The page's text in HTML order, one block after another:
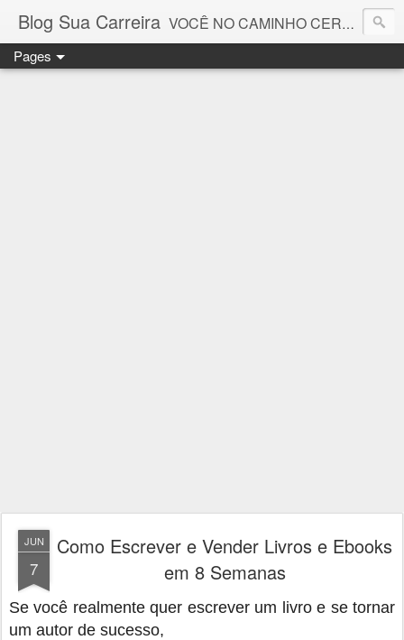
Blog Sua Carreira VOCÊ NO CAMINHO CERTO! 🤓💻🚀
Pages
JUN
7
Como Escrever e Vender Livros e Ebooks
em 8 Semanas
Se você realmente quer escrever um livro e se tornar
um autor de sucesso,